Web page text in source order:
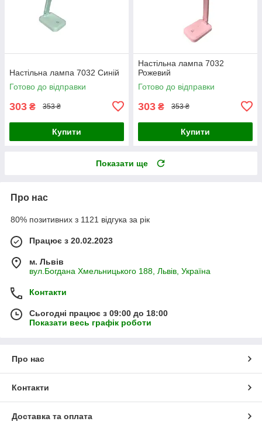
Настільна лампа 7032 Синій
Готово до відправки
303 ₴ 353 ₴
Купити
Настільна лампа 7032
Рожевий
Готово до відправки
303 ₴ 353 ₴
Купити
Показати ще
Про нас
80% позитивних з 1121 відгука за рік
Працює з 20.02.2023
м. Львів
вул.Богдана Хмельницького 188, Львів, Україна
Контакти
Сьогодні працює з 09:00 до 18:00
Показати весь графік роботи
Про нас
Контакти
Доставка та оплата